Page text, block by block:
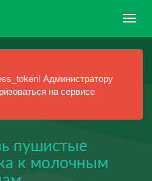
Администратору
на сервисе
пушистые
к молочным